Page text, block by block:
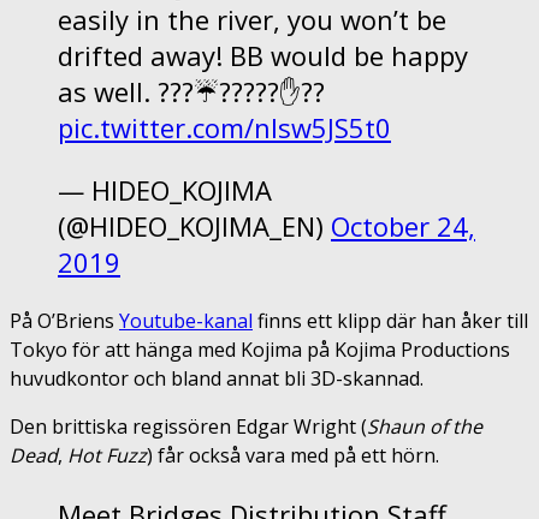
easily in the river, you won’t be
drifted away! BB would be happy
as well. ???☔️?????✋??
pic.twitter.com/nIsw5JS5t0
— HIDEO_KOJIMA
(@HIDEO_KOJIMA_EN) October 24,
2019
På O’Briens Youtube-kanal finns ett klipp där han åker till
Tokyo för att hänga med Kojima på Kojima Productions
huvudkontor och bland annat bli 3D-skannad.
Den brittiska regissören Edgar Wright (Shaun of the
Dead, Hot Fuzz) får också vara med på ett hörn.